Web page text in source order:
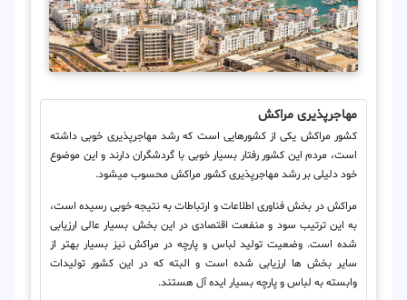
مهاجرپذیری مراکش
کشور مراکش یکی از کشورهایی است که رشد مهاجرپذیری خوبی داشته
است، مردم این کشور رفتار بسیار خوبی با گردشگران دارند و این موضوع
خود دلیلی بر رشد مهاجرپذیری کشور مراکش محسوب می‎شود.
مراکش در بخش فناوری اطلاعات و ارتباطات به نتیجه خوبی رسیده است،
به این ترتیب سود و منفعت اقتصادی در این بخش بسیار عالی ارزیابی
شده است. وضعیت تولید لباس و پارچه در مراکش نیز بسیار بهتر از
سایر بخش ها ارزیابی شده است و البته که در این کشور تولیدات
وابسته به لباس و پارچه بسیار ایده آل هستند.